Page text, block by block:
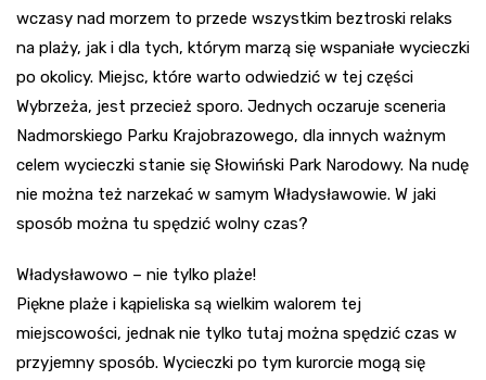
wczasy nad morzem to przede wszystkim beztroski relaks
na plaży, jak i dla tych, którym marzą się wspaniałe wycieczki
po okolicy. Miejsc, które warto odwiedzić w tej części
Wybrzeża, jest przecież sporo. Jednych oczaruje sceneria
Nadmorskiego Parku Krajobrazowego, dla innych ważnym
celem wycieczki stanie się Słowiński Park Narodowy. Na nudę
nie można też narzekać w samym Władysławowie. W jaki
sposób można tu spędzić wolny czas?
Władysławowo – nie tylko plaże!
Piękne plaże i kąpieliska są wielkim walorem tej
miejscowości, jednak nie tylko tutaj można spędzić czas w
przyjemny sposób. Wycieczki po tym kurorcie mogą się